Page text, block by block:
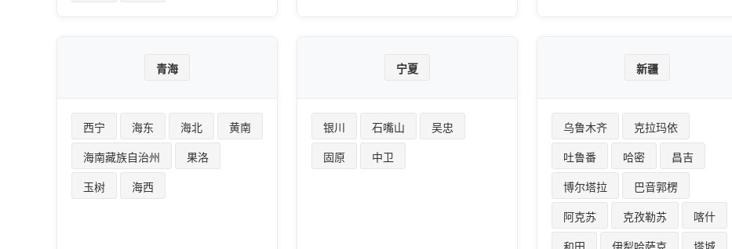
青海
西宁 海东 海北
黄南
海南藏族自治州
果洛
玉树
海西
宁夏
银川 石嘴山
吴忠
固原
中卫
新疆
乌鲁木齐
克拉玛依
吐鲁番
哈密
昌吉
博尔塔拉
巴音郭楞
阿克苏
克孜勒苏
喀什
和田
伊犁哈萨克 塔城